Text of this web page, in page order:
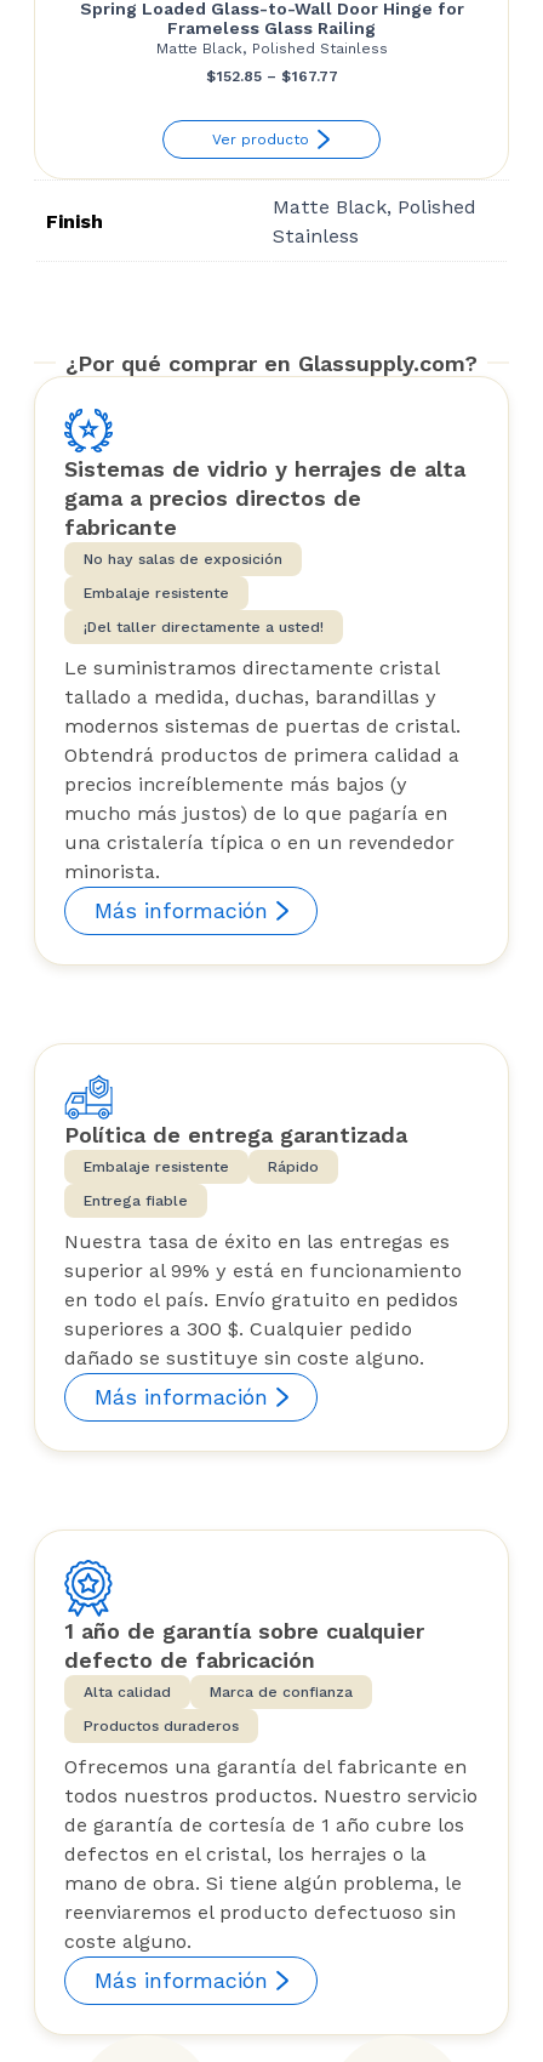
Spring Loaded Glass-to-Wall Door Hinge for
Frameless Glass Railing
Matte Black, Polished Stainless
$152.85 – $167.77Price
$152.85
through
$167.77
Ver producto
Finish
Matte Black, Polished
Stainless
¿Por qué comprar en Glassupply.com?
Sistemas de vidrio y herrajes de alta
gama a precios directos de
fabricante
No hay salas de exposición
Embalaje resistente
¡Del taller directamente a usted!
Le suministramos directamente cristal
tallado a medida, duchas, barandillas y
modernos sistemas de puertas de cristal.
Obtendrá productos de primera calidad a
precios increíblemente más bajos (y
mucho más justos) de lo que pagaría en
una cristalería típica o en un revendedor
minorista.
Más información
Política de entrega garantizada
Embalaje resistente
Rápido
Entrega fiable
Nuestra tasa de éxito en las entregas es
superior al 99% y está en funcionamiento
en todo el país. Envío gratuito en pedidos
superiores a 300 $. Cualquier pedido
dañado se sustituye sin coste alguno.
Más información
1 año de garantía sobre cualquier
defecto de fabricación
Alta calidad
Marca de confianza
Productos duraderos
Ofrecemos una garantía del fabricante en
todos nuestros productos. Nuestro servicio
de garantía de cortesía de 1 año cubre los
defectos en el cristal, los herrajes o la
mano de obra. Si tiene algún problema, le
reenviaremos el producto defectuoso sin
coste alguno.
Más información